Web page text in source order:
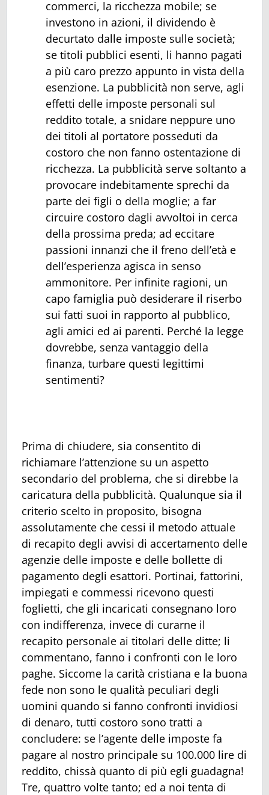
commerci, la ricchezza mobile; se
investono in azioni, il dividendo è
decurtato dalle imposte sulle società;
se titoli pubblici esenti, li hanno pagati
a più caro prezzo appunto in vista della
esenzione. La pubblicità non serve, agli
effetti delle imposte personali sul
reddito totale, a snidare neppure uno
dei titoli al portatore posseduti da
costoro che non fanno ostentazione di
ricchezza. La pubblicità serve soltanto a
provocare indebitamente sprechi da
parte dei figli o della moglie; a far
circuire costoro dagli avvoltoi in cerca
della prossima preda; ad eccitare
passioni innanzi che il freno dell’età e
dell’esperienza agisca in senso
ammonitore. Per infinite ragioni, un
capo famiglia può desiderare il riserbo
sui fatti suoi in rapporto al pubblico,
agli amici ed ai parenti. Perché la legge
dovrebbe, senza vantaggio della
finanza, turbare questi legittimi
sentimenti?
Prima di chiudere, sia consentito di
richiamare l’attenzione su un aspetto
secondario del problema, che si direbbe la
caricatura della pubblicità. Qualunque sia il
criterio scelto in proposito, bisogna
assolutamente che cessi il metodo attuale
di recapito degli avvisi di accertamento delle
agenzie delle imposte e delle bollette di
pagamento degli esattori. Portinai, fattorini,
impiegati e commessi ricevono questi
foglietti, che gli incaricati consegnano loro
con indifferenza, invece di curarne il
recapito personale ai titolari delle ditte; li
commentano, fanno i confronti con le loro
paghe. Siccome la carità cristiana e la buona
fede non sono le qualità peculiari degli
uomini quando si fanno confronti invidiosi
di denaro, tutti costoro sono tratti a
concludere: se l’agente delle imposte fa
pagare al nostro principale su 100.000 lire di
reddito, chissà quanto di più egli guadagna!
Tre, quattro volte tanto; ed a noi tenta di